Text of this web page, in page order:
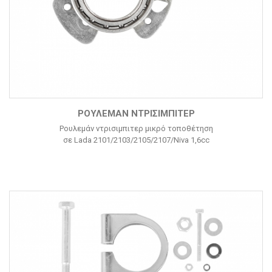
ΡΟΥΛΕΜΆΝ ΝΤΡΙΣΙΜΠΙΤΕΡ
Ρουλεμάν ντρισιμπιτερ μικρό τοποθέτηση
σε Lada 2101/2103/2105/2107/Niva 1,6cc